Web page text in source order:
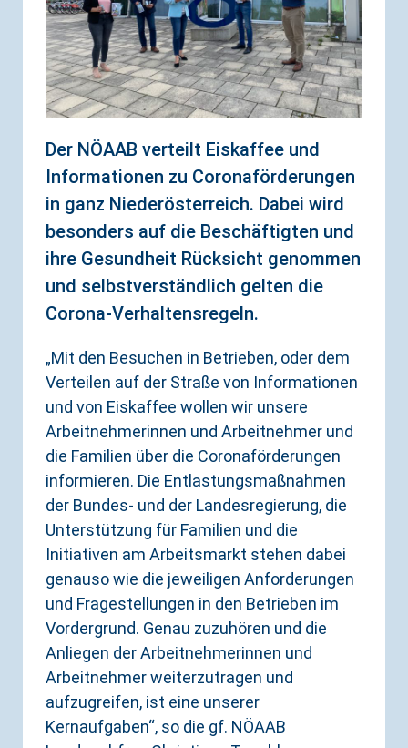
Der NÖAAB verteilt Eiskaffee und
Informationen zu Coronaförderungen
in ganz Niederösterreich. Dabei wird
besonders auf die Beschäftigten und
ihre Gesundheit Rücksicht genommen
und selbstverständlich gelten die
Corona-Verhaltensregeln.
„Mit den Besuchen in Betrieben, oder dem
Verteilen auf der Straße von Informationen
und von Eiskaffee wollen wir unsere
Arbeitnehmerinnen und Arbeitnehmer und
die Familien über die Coronaförderungen
informieren. Die Entlastungsmaßnahmen
der Bundes- und der Landesregierung, die
Unterstützung für Familien und die
Initiativen am Arbeitsmarkt stehen dabei
genauso wie die jeweiligen Anforderungen
und Fragestellungen in den Betrieben im
Vordergrund. Genau zuzuhören und die
Anliegen der Arbeitnehmerinnen und
Arbeitnehmer weiterzutragen und
aufzugreifen, ist eine unserer
Kernaufgaben“, so die gf. NÖAAB